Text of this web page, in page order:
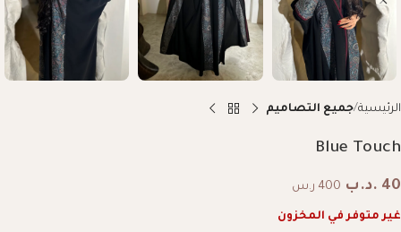
الرئيسية جميع التصاميم
Blue Touch
40 .د.ب 400 ر.س
غير متوفر في المخزون